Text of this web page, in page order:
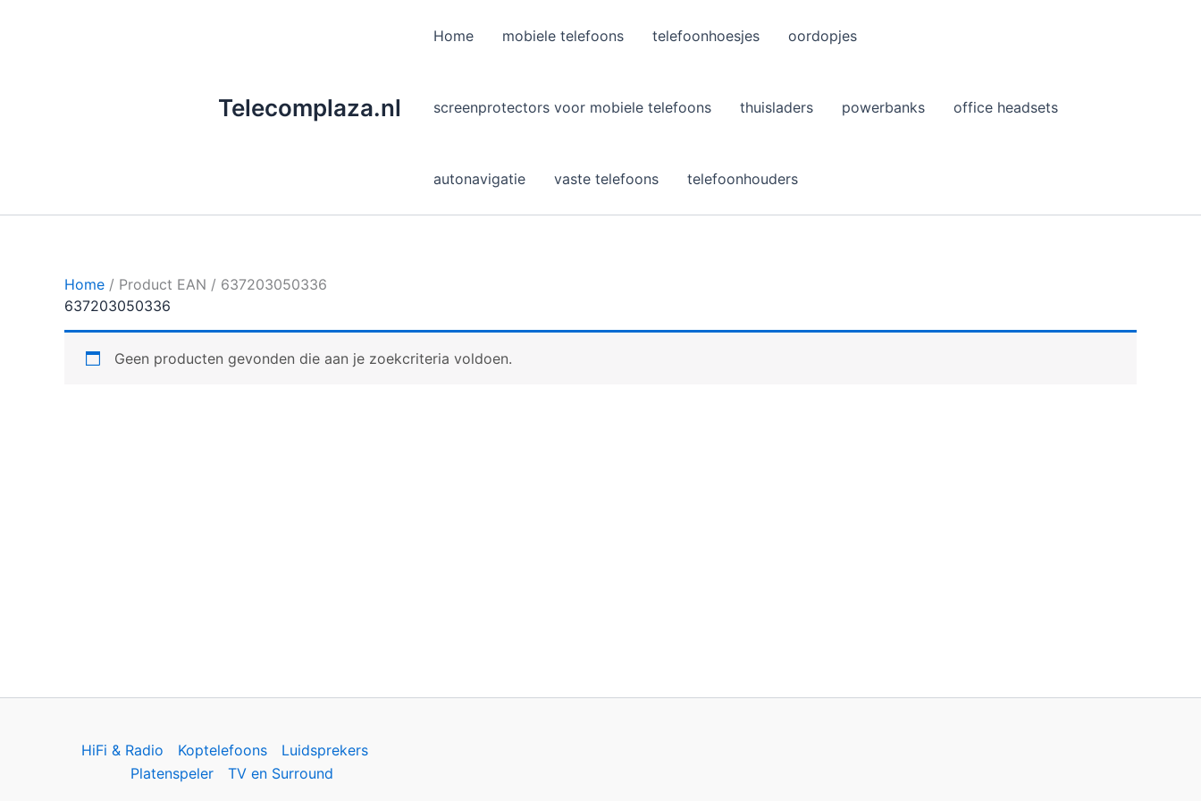
Telecomplaza.nl
Home mobiele telefoons telefoonhoesjes oordopjes
screenprotectors voor mobiele telefoons thuisladers powerbanks office headsets
autonavigatie vaste telefoons telefoonhouders
Home / Product EAN / 637203050336
637203050336
Geen producten gevonden die aan je zoekcriteria voldoen.
HiFi & Radio Koptelefoons
Luidsprekers
Platenspeler
TV en Surround